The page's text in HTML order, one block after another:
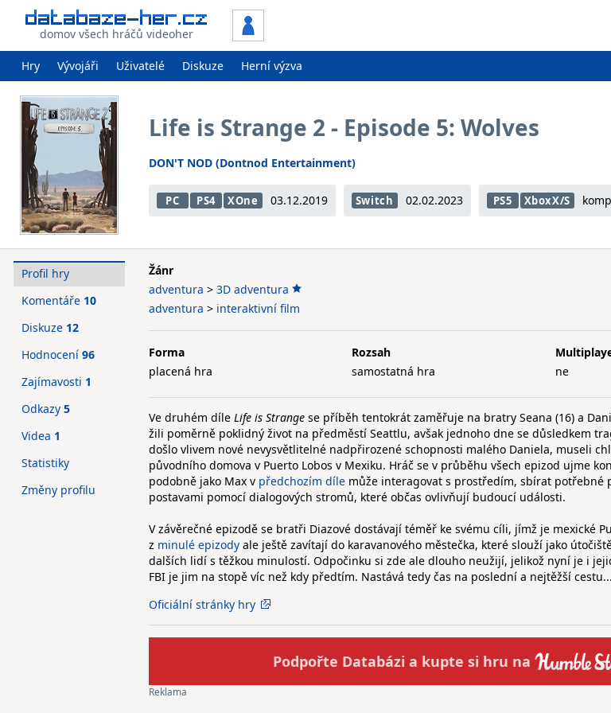
domov všech hráčů videoher
Hry Vývojáři Uživatelé Diskuze Herní výzva
Life is Strange 2 - Episode 5: Wolves
DON'T NOD (Dontnod Entertainment)
PC PS4 XOne 03.12.2019 Switch 02.02.2023 PS5 XboxX/S
Žánr
adventura > 3D adventura
adventura > interaktivní film
Forma
placená hra
Rozsah
samostatná hra
ne
Ve druhém díle Life is Strange se příběh tentokrát zaměřuje na bratry Seana (16) a
žili poměrně poklidný život na předměstí Seattlu, avšak jednoho dne se důsledkem
došlo vlivem nové nevysvětlitelné nadpřirozené schopnosti malého Daniela, museli
původního domova v Puerto Lobos v Mexiku. Hráč se v průběhu všech epizod ujme
podobně jako Max v předchozím díle může interagovat s prostředím, sbírat potřebné
postavami pomocí dialogových stromů, které občas ovlivňují budoucí události.
V závěrečné epizodě se bratři Diazové dostávají téměř ke svému cíli, jímž je mexické
z minulé epizody ale ještě zavítají do karavanového městečka, které slouží jako
dalších lidí s těžkou minulostí. Odpočinku si zde ale dlouho neužijí, jelikož nyní je i
FBI je jim na stopě víc než kdy předtím. Nastává tedy čas na poslední a nejtěžší cestu...
Oficiální stránky hry
Podpořte Databázi a kupte si hru na
Profil hry
Komentáře 10
Diskuze 12
Hodnocení 96
Zajímavosti 1
Odkazy 5
Videa 1
Statistiky
Změny profilu